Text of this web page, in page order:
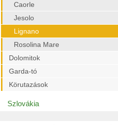
Caorle
Jesolo
Lignano
Rosolina Mare
Dolomitok
Garda-tó
Körutazások
Szlovákia